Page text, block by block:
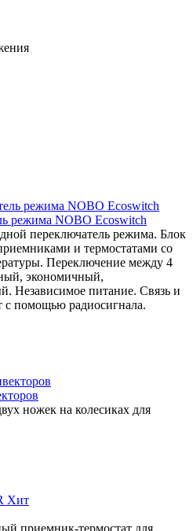
режима NOBO Ecoswitch
переключатель режима. Блок
и термостатами со
Переключение между 4
экономичный,
Независимое питание. Связь и
с помощью радиосигнала.
ножек на колесиках для
Хит
приемник-термостат для